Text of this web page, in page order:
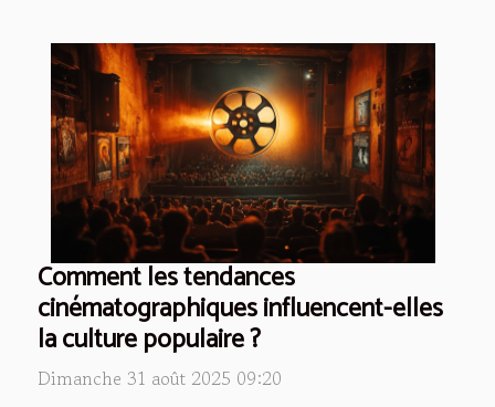
Comment les tendances
cinématographiques influencent-elles
la culture populaire ?
Dimanche 31 août 2025 09:20